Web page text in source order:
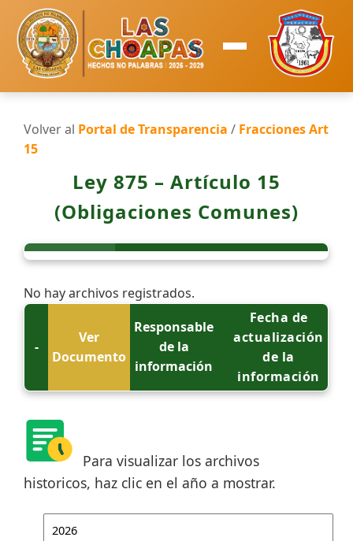
Volver al Portal de Transparencia / Fracciones Art
15
Ley 875 – Artículo 15
(Obligaciones Comunes)
No hay archivos registrados.
-
Ver
Documento
Responsable
de la
información
Fecha de
actualización
de la
información
Para visualizar los archivos
historicos, haz clic en el año a mostrar.